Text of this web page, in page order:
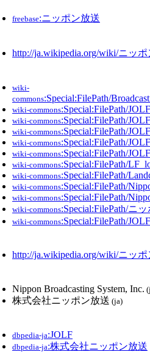
freebase:ニッポン放送
http://ja.wikipedia.org/wiki/ニッ
wiki-
commons:Special:FilePath/
wiki-commons:Special:FilePath/
wiki-commons:Special:FilePath/
wiki-commons:Special:FilePath/
wiki-commons:Special:FilePath/
wiki-commons:Special:FilePath/
wiki-commons:Special:FilePath/
wiki-commons:Special:FilePath/
wiki-commons:Special:FilePath/
wiki-commons:Special:FilePath/
wiki-commons:Special:FilePath/ニ
wiki-commons:Special:FilePath/
http://ja.wikipedia.org/wiki/ニッ
Nippon Broadcasting System, Inc.
株式会社ニッポン放送 (ja)
dbpedia-ja:JOLF
dbpedia-ja:株式会社ニッポン放送